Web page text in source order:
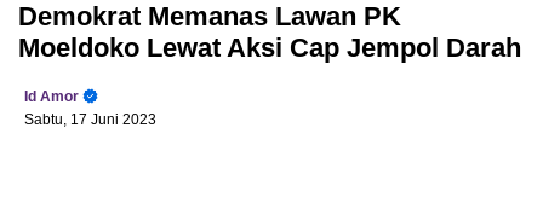
Demokrat Memanas Lawan PK
Moeldoko Lewat Aksi Cap Jempol Darah
Id Amor
Sabtu, 17 Juni 2023